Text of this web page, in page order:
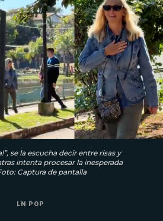
se la escucha decir entre risas y
intenta procesar la inesperada
Captura de pantalla
LN POP